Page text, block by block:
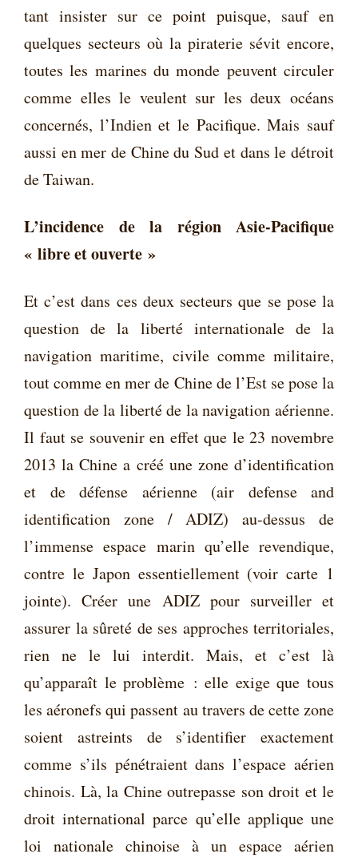
tant insister sur ce point puisque, sauf en
quelques secteurs où la piraterie sévit encore,
toutes les marines du monde peuvent circuler
comme elles le veulent sur les deux océans
concernés, l’Indien et le Pacifique. Mais sauf
aussi en mer de Chine du Sud et dans le détroit
de Taiwan.
L’incidence de la région Asie-Pacifique
« libre et ouverte »
Et c’est dans ces deux secteurs que se pose la
question de la liberté internationale de la
navigation maritime, civile comme militaire,
tout comme en mer de Chine de l’Est se pose la
question de la liberté de la navigation aérienne.
Il faut se souvenir en effet que le 23 novembre
2013 la Chine a créé une zone d’identification
et de défense aérienne (air defense and
identification zone / ADIZ) au-dessus de
l’immense espace marin qu’elle revendique,
contre le Japon essentiellement (voir carte 1
jointe). Créer une ADIZ pour surveiller et
assurer la sûreté de ses approches territoriales,
rien ne le lui interdit. Mais, et c’est là
qu’apparaît le problème : elle exige que tous
les aéronefs qui passent au travers de cette zone
soient astreints de s’identifier exactement
comme s’ils pénétraient dans l’espace aérien
chinois. Là, la Chine outrepasse son droit et le
droit international parce qu’elle applique une
loi nationale chinoise à un espace aérien